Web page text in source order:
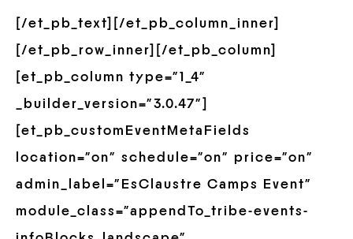
[/et_pb_text][/et_pb_column_inner]
[/et_pb_row_inner][/et_pb_column]
[et_pb_column type=”1_4″
_builder_version=”3.0.47″]
[et_pb_customEventMetaFields
location=”on” schedule=”on” price=”on”
admin_label=”EsClaustre Camps Event”
module_class=”appendTo_tribe-events-